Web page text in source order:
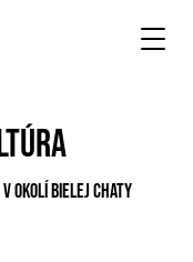
OKOLÍ BIELEJ CHATY